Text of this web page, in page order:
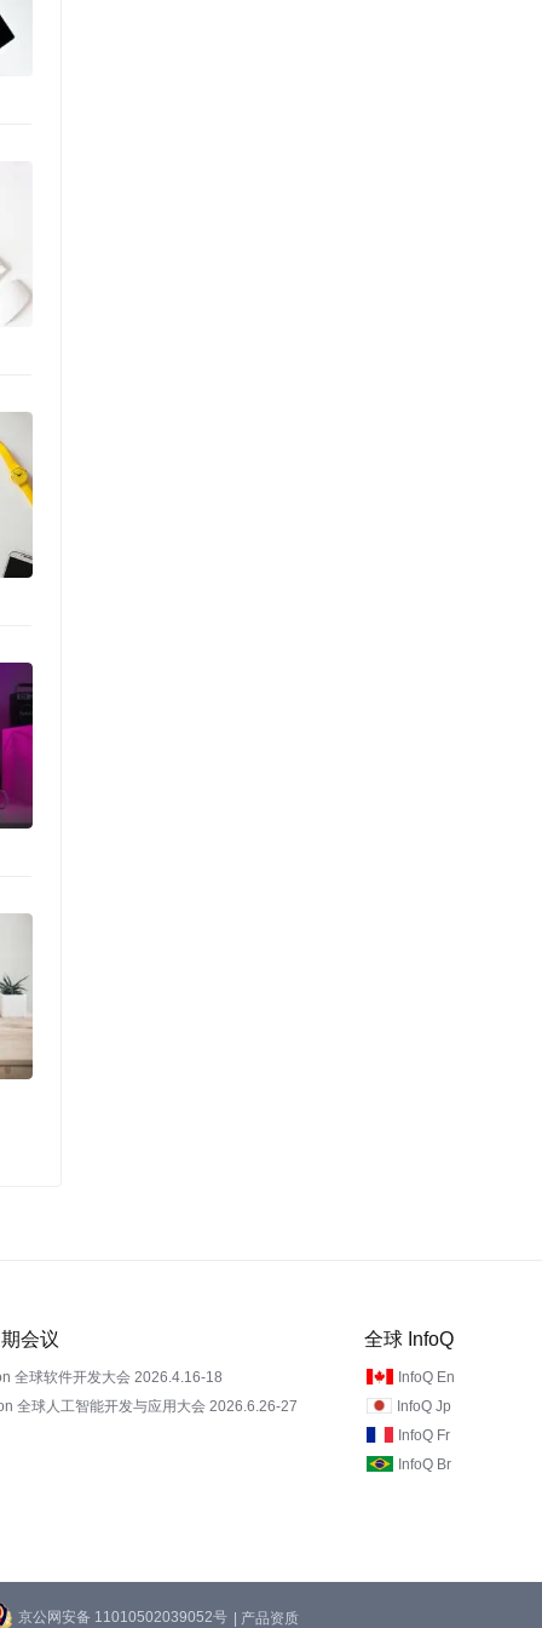
会议
全球软件开发大会 2026.4.16-18
全球人工智能开发与应用大会 2026.6.26-27
全球 InfoQ
InfoQ En
InfoQ Jp
InfoQ Fr
InfoQ Br
京公网安备 11010502039052号 | 产品资质